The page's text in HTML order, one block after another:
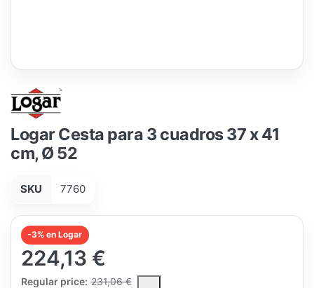
Logar Cesta para 3 cuadros 37 x 41
cm, Ø 52
SKU 7760
-3% en Logar
224,13 €
Regular price: 231,06 €
The Regular Price is the median selling price paid by